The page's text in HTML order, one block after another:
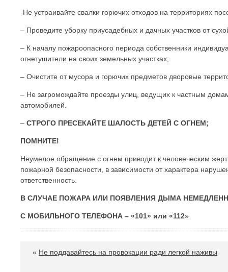
-Не устраивайте свалки горючих отходов на территориях
– Проведите уборку приусадебных и дачных участков от
– К началу пожароопасного периода собственники
огнетушители на своих земельных участках;
– Очистите от мусора и горючих предметов дворовые
– Не загромождайте проезды улиц, ведущих к частным
автомобилей.
– СТРОГО ПРЕСЕКАЙТЕ ШАЛОСТЬ ДЕТЕЙ С ОГНЕМ;
ПОМНИТЕ!
Неумелое обращение с огнем приводит к человеческим
пожарной безопасности, в зависимости от характера
ответственность.
В СЛУЧАЕ ПОЖАРА ИЛИ ПОЯВЛЕНИЯ ДЫМА
С МОБИЛЬНОГО ТЕЛЕФОНА – «101» или «112»
« Не поддавайтесь на провокации ради легкой наживы